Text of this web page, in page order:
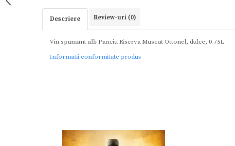
Descriere Review-uri (0)
Vin spumant alb Panciu Riserva Muscat Ottonel, dulce, 0.75L
Informatii conformitate produs